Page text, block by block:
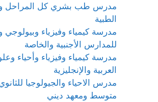
مدرس طب بشري كل المراحل
الطبية
مدرسة كيمياء وفيزياء
للمدارس الأجنبية والخاصة
مدرسة كيمياء وفيزياء وأحياء
العربية والإنجليزية
مدرس الاحياء والجيولوجيا
متوسط ومعهد ديني